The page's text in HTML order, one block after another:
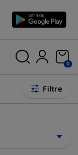
0
Filtre